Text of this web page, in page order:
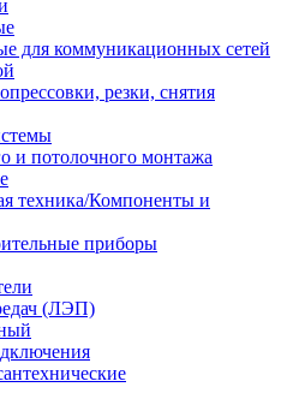
для коммуникационных сетей
резки, снятия
и потолочного монтажа
техника/Компоненты и
приборы
(ЛЭП)